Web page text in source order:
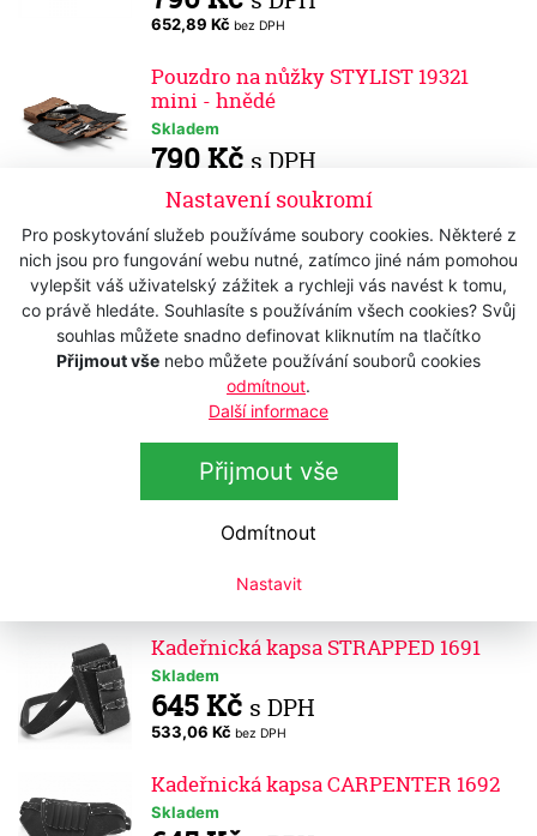
Nastavení soukromí
Pro poskytování služeb používáme soubory cookies. Některé z
nich jsou pro fungování webu nutné, zatímco jiné nám pomohou
vylepšit váš uživatelský zážitek a rychleji vás navést k tomu,
co právě hledáte. Souhlasíte s používáním všech cookies? Svůj
souhlas můžete snadno definovat kliknutím na tlačítko
Přijmout vše nebo můžete používání souborů cookies
odmítnout.
Další informace
Přijmout vše
Odmítnout
Nastavit
652,89 Kč bez DPH
Pouzdro na nůžky STYLIST 19321
mini - hnědé
Skladem
790 Kč s DPH
Novinka Kadeřnická kapsa na nůžky MS-1406
Skladem
950 Kč s DPH
785,12 Kč bez DPH
Kadeřnická kapsa na nůžky MS-1408
Skladem
760 Kč
628,10 Kčbez DPH
950 Kč s DPH
Kadeřnická kapsa STRAPPED 1691
Skladem
645 Kč s DPH
533,06 Kč bez DPH
Kadeřnická kapsa CARPENTER 1692
Skladem